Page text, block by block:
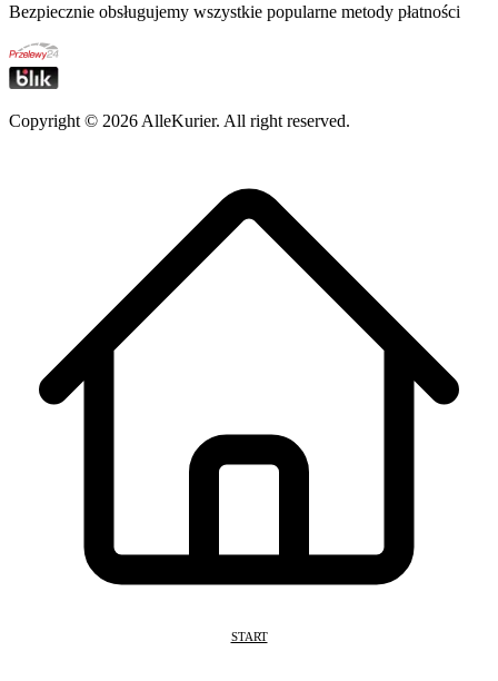
Bezpiecznie obsługujemy wszystkie popularne metody płatności
Copyright © 2026 AlleKurier. All right reserved.
START